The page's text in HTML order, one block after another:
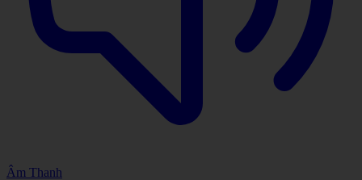
Âm Thanh